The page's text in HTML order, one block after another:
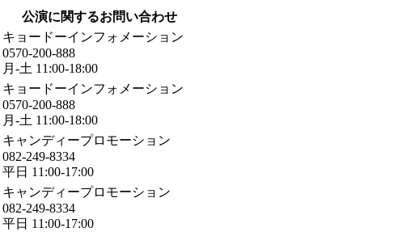
公演に関するお問い合わせ
キョードーインフォメーション
0570-200-888
月-土 11:00-18:00
キョードーインフォメーション
0570-200-888
月-土 11:00-18:00
キャンディープロモーション
082-249-8334
平日 11:00-17:00
キャンディープロモーション
082-249-8334
平日 11:00-17:00